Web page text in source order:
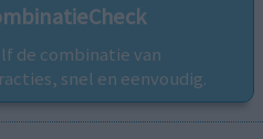
de combinatie van
snel en eenvoudig.